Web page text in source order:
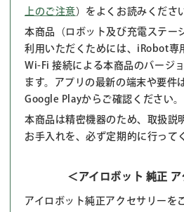
上のご注意）をよくお読みくださ
本商品（ロボット及び充電ステー
利用いただくためには、iRobot専
Wi-Fi 接続による本商品のバージ
ます。アプリの最新の端末や要件
Google Playからご確認ください。
本商品は精密機器のため、取扱説
お手入れを、必ず定期的に行って
＜アイロボット 純正
アイロボット純正アクセサリーを